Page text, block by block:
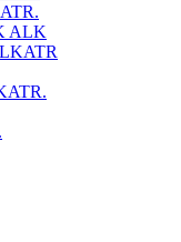
ALK